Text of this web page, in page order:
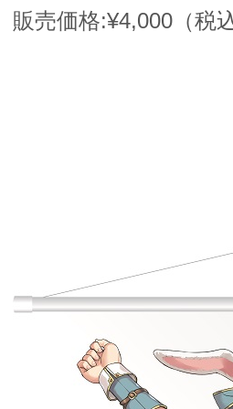
販売価格:¥4,000 （税